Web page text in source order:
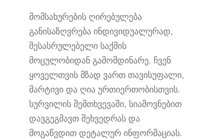
მომსახურების ღირებულება
განისაზღვრება ინდივიდუალურად,
შესასრულებელი საქმის
მოცულობიდან გამომდინარე. ჩვენ
ყოველთვის მზად ვართ თავისუფალი,
მარტივი და ღია ურთიერთობისთვის.
სურვილის შემთხვევაში, სიამოვნებით
დავგეგმავთ შეხვედრას და
მოგაწვდით დეტალურ ინფორმაციას.